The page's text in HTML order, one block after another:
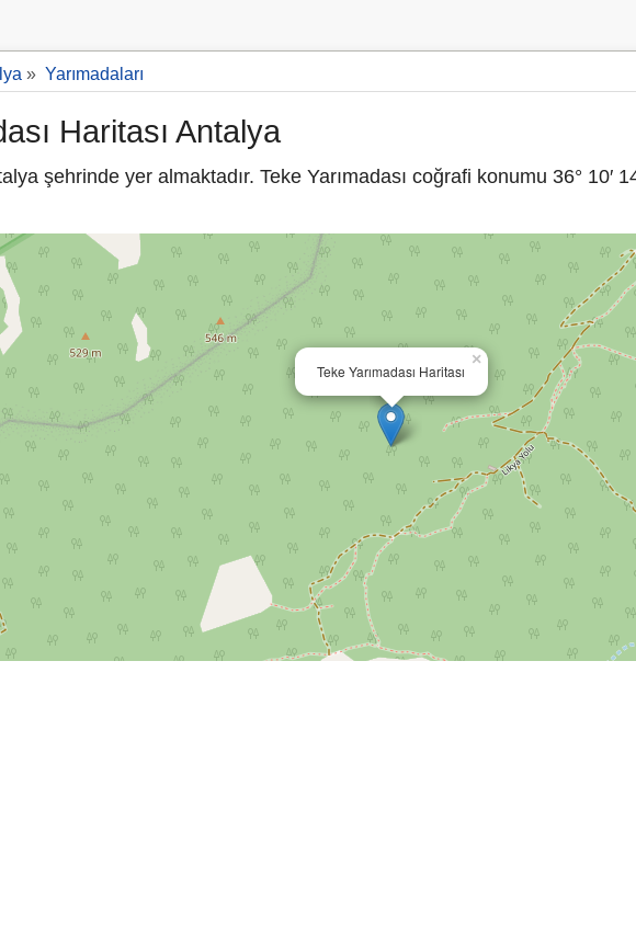
» Yarımadaları
Haritası Antalya
şehrinde yer almaktadır. Teke Yarımadası coğrafi konumu 36° 10′
Teke Yarımadası Haritası
×